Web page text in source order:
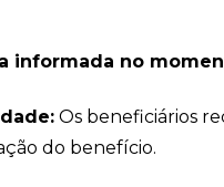
informada no
Os beneficiários
do benefício.